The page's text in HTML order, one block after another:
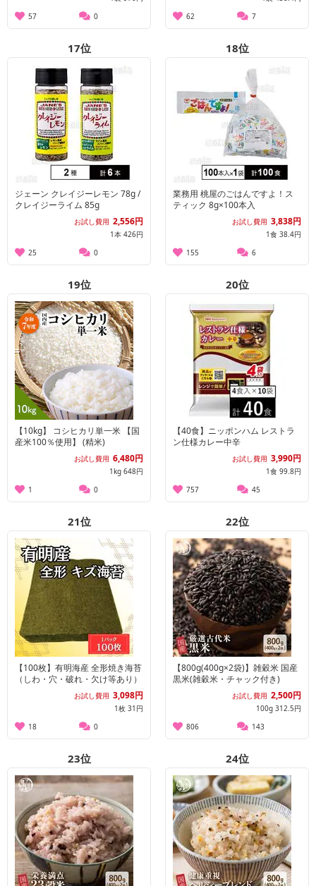
57
0
62
7
17位
ジェーン クレイジーレモン 78g /
クレイジーライム 85g
お試し費用 2,556円
1本 426円
25
0
18位
業務用 桃屋のごはんですよ！ス
ティック 8g×100本入
お試し費用 3,838円
1食 38.4円
155
6
19位
【10kg】 コシヒカリ単一米 【国
産米100％使用】 (精米)
お試し費用 6,480円
1kg 648円
1
0
20位
【40食】ニッポンハム レストラ
ン仕様カレー中辛
お試し費用 3,990円
1食 99.8円
757
45
21位
【100枚】有明海産 全形焼き海苔
（しわ・穴・破れ・欠け等あり）
お試し費用 3,098円
1枚 31円
18
0
22位
【800g(400g×2袋)】雑穀米 国産
黒米(雑穀米・チャック付き)
お試し費用 2,500円
100g 312.5円
806
143
23位 24位